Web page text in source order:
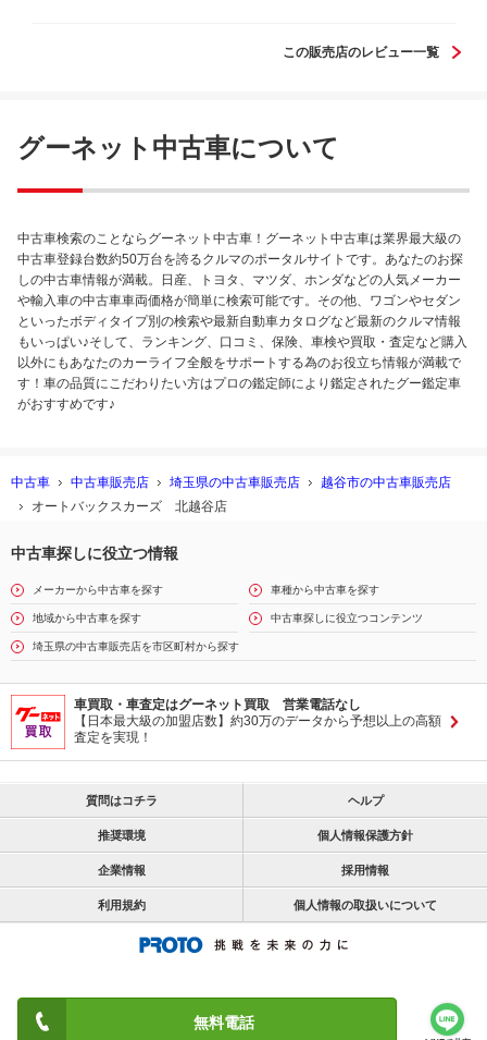
無料電話
ンジンルーム等ピカピカで状態も良く快適に乗らさせて頂い
会がありましたら利用したいと思っています。ありがとうご
この販売店のレビュー一覧
グーネット中古車について
中古車検索のことならグーネット中古車！グーネット中古車は業界最大級の
中古車登録台数約50万台を誇るクルマのポータルサイトです。あなたのお探
しの中古車情報が満載。日産、トヨタ、マツダ、ホンダなどの人気メーカー
や輸入車の中古車車両価格が簡単に検索可能です。その他、ワゴンやセダン
といったボディタイプ別の検索や最新自動車カタログなど最新のクルマ情報
もいっぱい♪そして、ランキング、口コミ、保険、車検や買取・査定など購入
以外にもあなたのカーライフ全般をサポートする為のお役立ち情報が満載で
す！車の品質にこだわりたい方はプロの鑑定師により鑑定されたグー鑑定車
がおすすめです♪
中古車 中古車販売店 埼玉県の中古車販売店
越谷市の中古車販売店
オートバックスカーズ 北越谷店
中古車探しに役立つ情報
メーカーから中古車を探す 車種から中古車を探す
地域から中古車を探す 中古車探しに役立つコンテンツ
埼玉県の中古車販売店を市区町村から探す
車買取・車査定はグーネット買取 営業電話なし
【日本最大級の加盟店数】約30万のデータから予想以上の高額
査定を実現！
質問はコチラ ヘルプ
推奨環境 個人情報保護方針
企業情報 採用情報
利用規約 個人情報の取扱いについて